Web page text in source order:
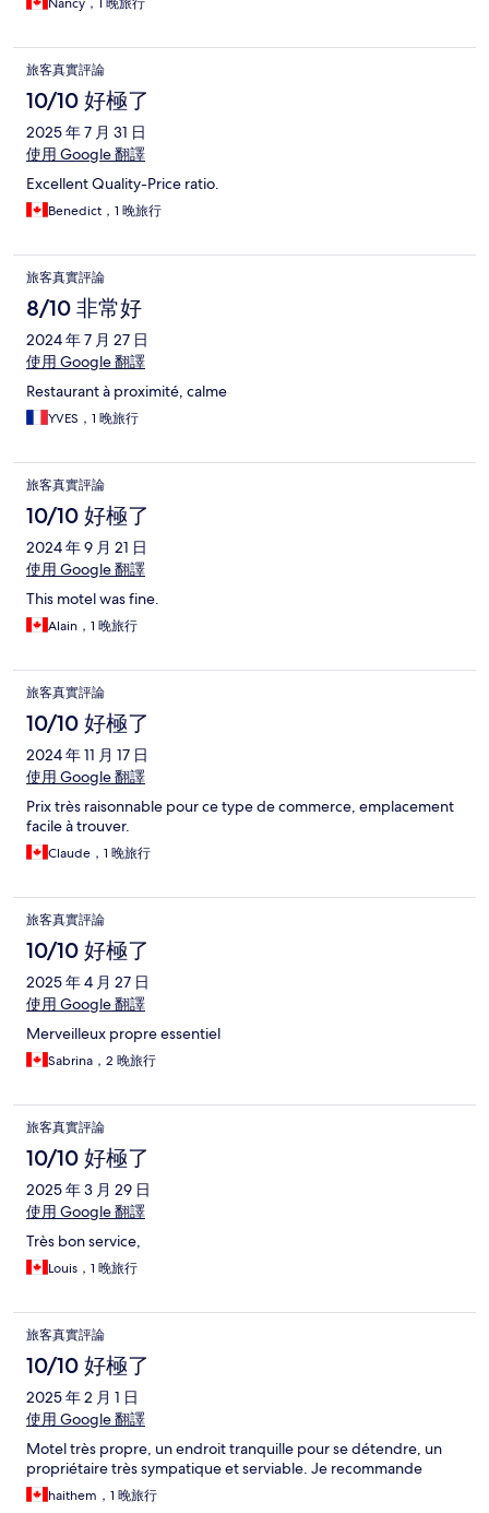
Nancy，1 晚旅行
旅客真實評論
10/10 好極了
2025 年 7 月 31 日
使用 Google 翻譯
Excellent Quality-Price ratio.
Benedict，1 晚旅行
旅客真實評論
8/10 非常好
2024 年 7 月 27 日
使用 Google 翻譯
Restaurant à proximité, calme
YVES，1 晚旅行
旅客真實評論
10/10 好極了
2024 年 9 月 21 日
使用 Google 翻譯
This motel was fine.
Alain，1 晚旅行
旅客真實評論
10/10 好極了
2024 年 11 月 17 日
使用 Google 翻譯
Prix très raisonnable pour ce type de commerce, emplacement
facile à trouver.
Claude，1 晚旅行
旅客真實評論
10/10 好極了
2025 年 4 月 27 日
使用 Google 翻譯
Merveilleux propre essentiel
Sabrina，2 晚旅行
旅客真實評論
10/10 好極了
2025 年 3 月 29 日
使用 Google 翻譯
Très bon service,
Louis，1 晚旅行
旅客真實評論
10/10 好極了
2025 年 2 月 1 日
使用 Google 翻譯
Motel très propre, un endroit tranquille pour se détendre, un
propriétaire très sympatique et serviable. Je recommande
haithem，1 晚旅行